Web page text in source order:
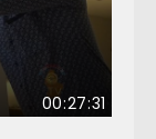
00:27:31